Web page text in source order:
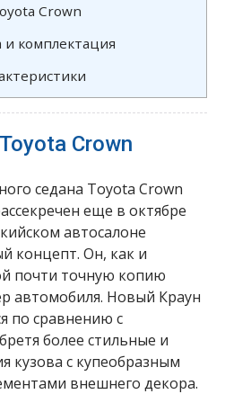
Crown
комплектация
Crown
седана Toyota Crown
еще в октябре
автосалоне
концепт. Он, как и
почти точную копию
автомобиля. Новый Краун
по сравнению с
более стильные и
кузова с купеобразным
внешнего декора.